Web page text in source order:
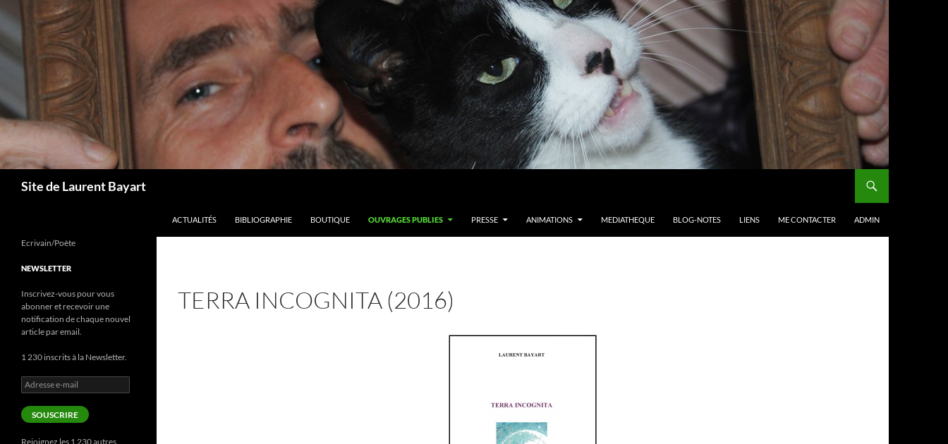
contenu
Site de Laurent Bayart
ACTUALITÉS BIBLIOGRAPHIE BOUTIQUE OUVRAGES PUBLIES PRESSE ANIMATIONS MEDIATHEQUE BLOG-NOTES LIENS ME CONTACTER ADMIN
TERRA INCOGNITA (2016)
Ecrivain/Poète
NEWSLETTER
Inscrivez-vous pour vous
abonner et recevoir une
notification de chaque nouvel
article par email.
1 230 inscrits à la Newsletter.
Adresse
e-
mail
SOUSCRIRE
Rejoignez les 1 230 autres